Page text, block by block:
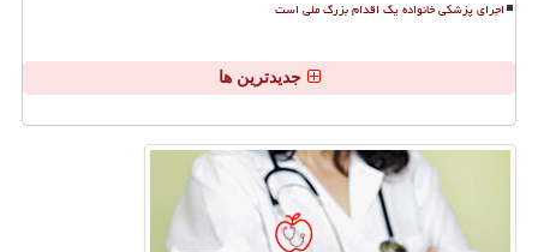
اجرای پزشکی خانواده یک اقدام بزرگ ملی است
جدیدترین ها